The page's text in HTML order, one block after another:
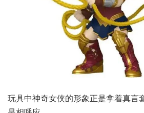
玩具中神奇女侠的形象正是拿着真言